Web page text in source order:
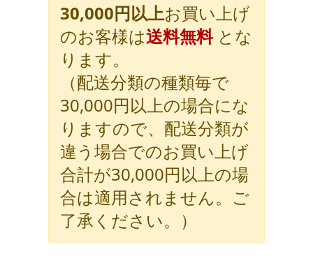
30,000円以上お買い上げ
のお客様は送料無料とな
ります。
（配送分類の種類毎で
30,000円以上の場合にな
りますので、配送分類が
違う場合でのお買い上げ
合計が30,000円以上の場
合は適用されません。ご
了承ください。）